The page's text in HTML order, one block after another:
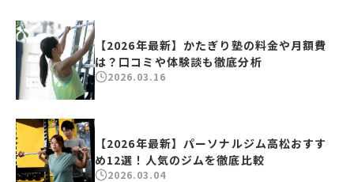
【2026年最新】かたぎり塾の料金や月額費
は？口コミや体験談も徹底分析
2026.03.16
【2026年最新】パーソナルジム高松おすす
め12選！人気のジムを徹底比較
2026.03.04